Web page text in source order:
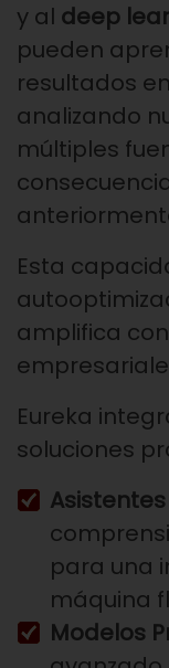
y al deep
pueden
resultados
analizando
múltiples
Esta
amplifica
Eureka
soluciones
para una
máquina
Modelos